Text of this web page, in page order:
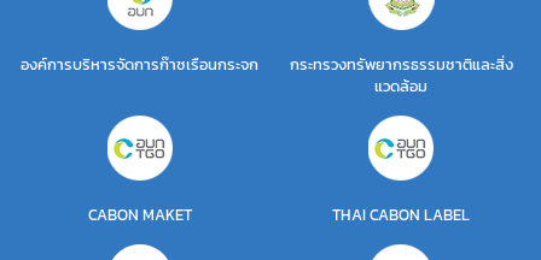
องค์การบริหารจัดการก๊าซเรือนกระจก
กระทรวงทรัพยากรธรรมชาติและสิ่ง
แวดล้อม
CABON MAKET THAI CABON LABEL